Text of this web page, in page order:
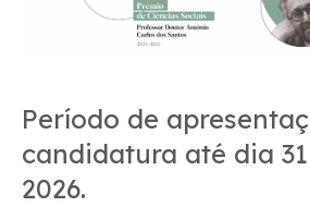
Período de
candidatura até dia
2026.